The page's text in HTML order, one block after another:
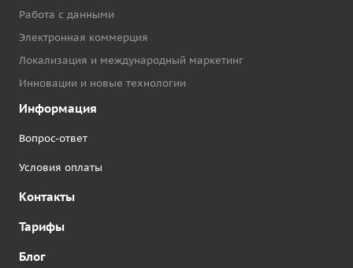
Работа с данными
Электронная коммерция
Локализация и международный маркетинг
Инновации и новые технологии
Информация
Вопрос-ответ
Условия оплаты
Контакты
Тарифы
Блог